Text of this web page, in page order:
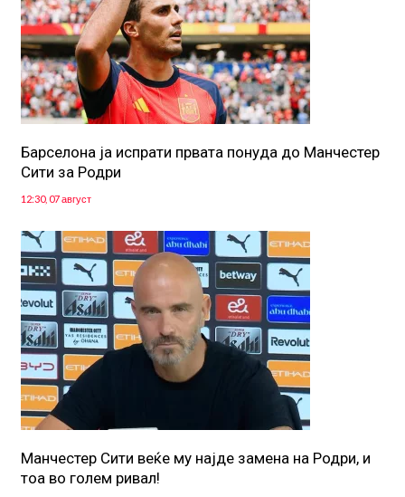
Барселона ја испрати првата понуда до Манчестер
Сити за Родри
12:30, 07 август
Манчестер Сити веќе му најде замена на Родри, и
тоа во голем ривал!